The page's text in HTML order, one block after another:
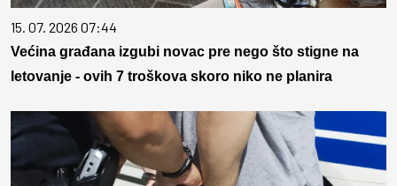
15. 07. 2026 07:44
Većina građana izgubi novac pre nego što stigne na
letovanje - ovih 7 troškova skoro niko ne planira